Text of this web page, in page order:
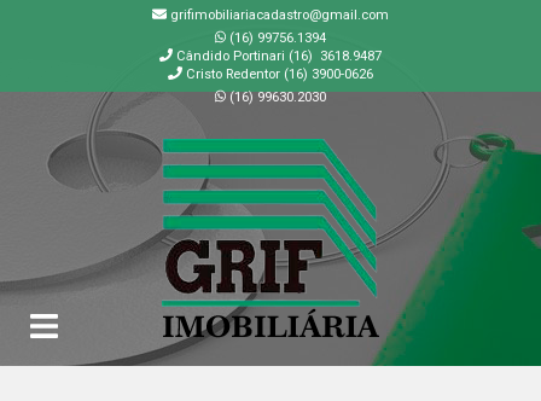
grifimobiliariacadastro@gmail.com
(16) 99756.1394
Cândido Portinari (16) 3618.9487
Cristo Redentor (16) 3900-0626
(16) 99630.2030